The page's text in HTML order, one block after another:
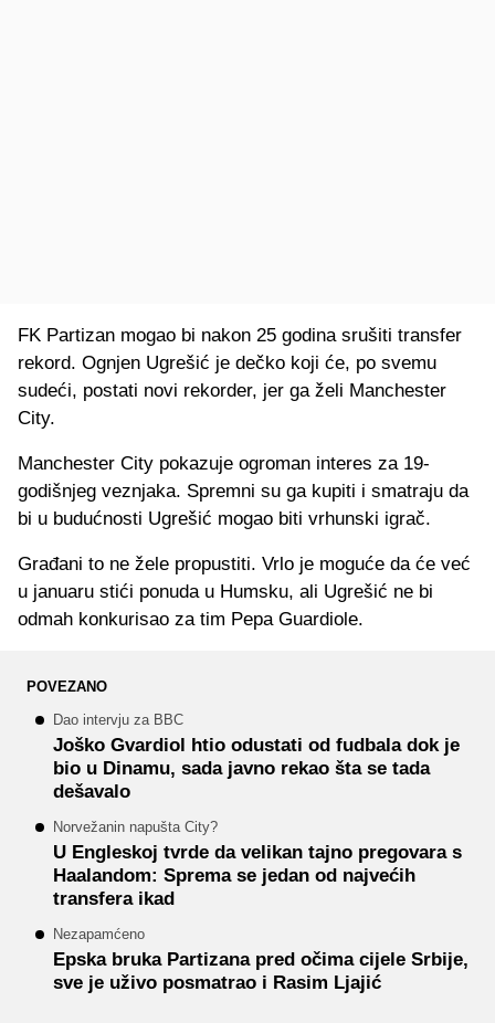
FK Partizan mogao bi nakon 25 godina srušiti transfer
rekord. Ognjen Ugrešić je dečko koji će, po svemu
sudeći, postati novi rekorder, jer ga želi Manchester
City.
Manchester City pokazuje ogroman interes za 19-
godišnjeg veznjaka. Spremni su ga kupiti i smatraju da
bi u budućnosti Ugrešić mogao biti vrhunski igrač.
Građani to ne žele propustiti. Vrlo je moguće da će već
u januaru stići ponuda u Humsku, ali Ugrešić ne bi
odmah konkurisao za tim Pepa Guardiole.
POVEZANO
Dao intervju za BBC
Joško Gvardiol htio odustati od fudbala dok je
bio u Dinamu, sada javno rekao šta se tada
dešavalo
Norvežanin napušta City?
U Engleskoj tvrde da velikan tajno pregovara s
Haalandom: Sprema se jedan od najvećih
transfera ikad
Nezapamćeno
Epska bruka Partizana pred očima cijele Srbije,
sve je uživo posmatrao i Rasim Ljajić